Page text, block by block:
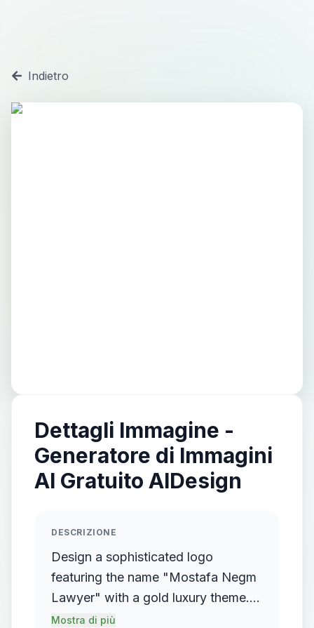
Indietro
Dettagli Immagine -
Generatore di Immagini
AI Gratuito AIDesign
DESCRIZIONE
Design a sophisticated logo
featuring the name "Mostafa Negm
Lawyer" with a gold luxury theme.
The logo should incorporate a
Mostra di più